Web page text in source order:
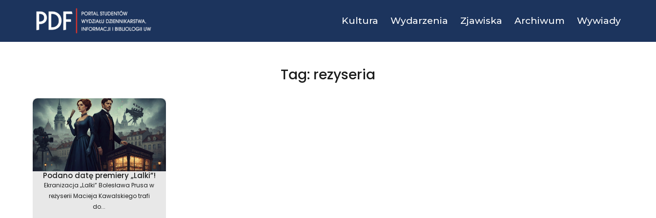
Kultura Wydarzenia Zjawiska Archiwum Wywiady
Tag: rezyseria
Podano datę premiery „Lalki”!
Ekranizacja „Lalki” Bolesława Prusa w
reżyserii Macieja Kawalskiego trafi
do...